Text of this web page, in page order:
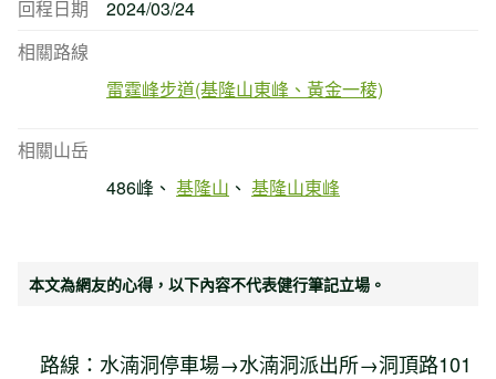
回程日期
2024/03/24
相關路線
雷霆峰步道(基隆山東峰、黃金一稜)
相關山岳
486峰
基隆山 基隆山東峰
本文為網友的心得，以下內容不代表健行筆記立場。
路線：水湳洞停車場→水湳洞派出所→洞頂路101